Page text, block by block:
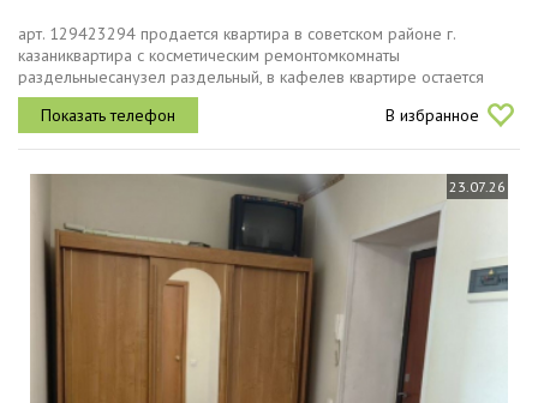
арт. 129423294 продается квартира в советском районе г.
казаниквартира с косметическим ремонтомкомнаты
раздельныесанузел раздельный, в кафелев квартире остается
кухонный гарнитур, большой шкафкупе и другая мебельимеется
кладовкадом расположен в...
В избранное
23.07.26